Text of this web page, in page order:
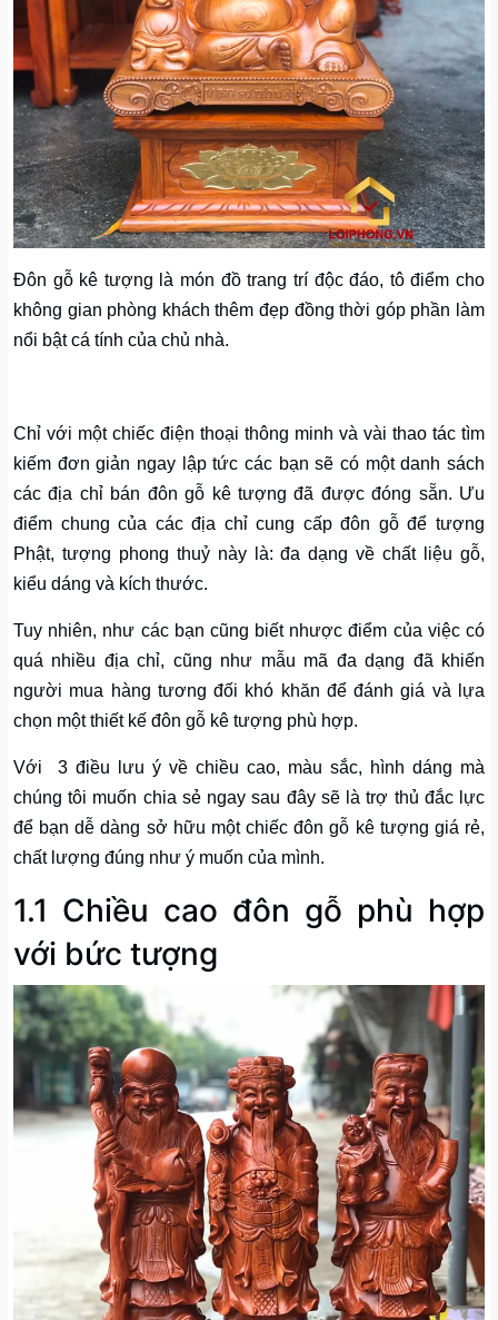
Đôn gỗ kê tượng là món đồ trang trí độc đáo, tô điểm cho
không gian phòng khách thêm đẹp đồng thời góp phần làm
nổi bật cá tính của chủ nhà.
Chỉ với một chiếc điện thoại thông minh và vài thao tác tìm
kiếm đơn giản ngay lập tức các bạn sẽ có một danh sách
các địa chỉ bán đôn gỗ kê tượng đã được đóng sẵn. Ưu
điểm chung của các địa chỉ cung cấp đôn gỗ để tượng
Phật, tượng phong thuỷ này là: đa dạng về chất liệu gỗ,
kiểu dáng và kích thước.
Tuy nhiên, như các bạn cũng biết nhược điểm của việc có
quá nhiều địa chỉ, cũng như mẫu mã đa dạng đã khiến
người mua hàng tương đối khó khăn để đánh giá và lựa
chọn một thiết kế đôn gỗ kê tượng phù hợp.
Với 3 điều lưu ý về chiều cao, màu sắc, hình dáng mà
chúng tôi muốn chia sẻ ngay sau đây sẽ là trợ thủ đắc lực
để bạn dễ dàng sở hữu một chiếc đôn gỗ kê tượng giá rẻ,
chất lượng đúng như ý muốn của mình.
1.1 Chiều cao đôn gỗ phù hợp
với bức tượng